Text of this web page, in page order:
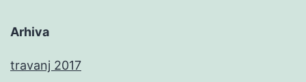
Arhiva
travanj 2017